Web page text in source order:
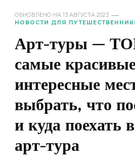
ОБНОВЛЕНО НА 13 АВГУСТА 2023
НОВОСТИ ДЛЯ
Арт-туры —
самые
интересные
выбрать, что
и куда поехать
арт-тура